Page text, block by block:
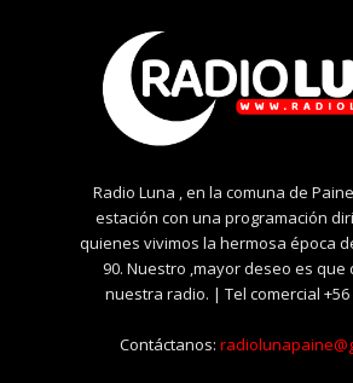
Radio Luna , en la comuna de
estación con una programación
quienes vivimos la hermosa época
90. Nuestro ,mayor deseo es que
nuestra radio. | Tel comercial +56
Contáctanos: